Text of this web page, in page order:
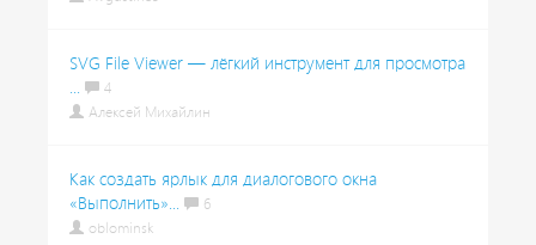
SVG File Viewer — лёгкий инструмент для просмотра
...
4
Алексей Михайлин
Как создать ярлык для диалогового окна
«Выполнить»...
6
oblominsk